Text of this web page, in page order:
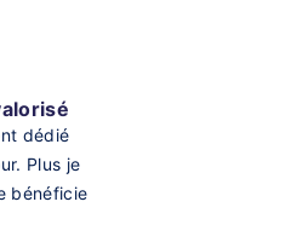
dédié
Plus je
bénéficie